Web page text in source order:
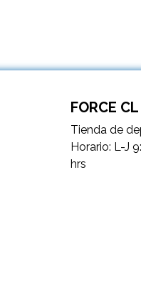
FORCE
Tienda de
Horario: L-J
hrs